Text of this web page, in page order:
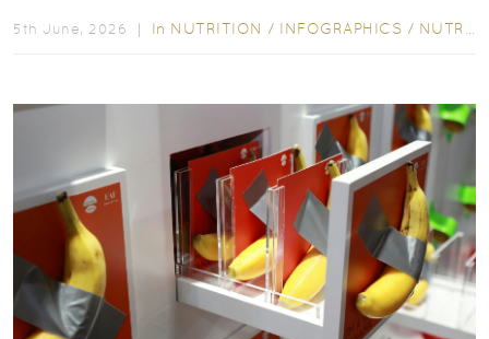
狀...
5th June, 2026 ｜ In NUTRITION / INFOGRAPHICS / NUTRITION